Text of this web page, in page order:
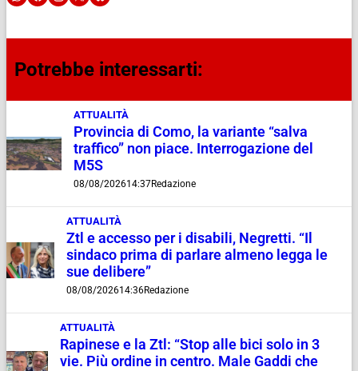
Potrebbe interessarti:
ATTUALITÀ
Provincia di Como, la variante “salva
traffico” non piace. Interrogazione del
M5S
08/08/202614:37Redazione
ATTUALITÀ
Ztl e accesso per i disabili, Negretti. “Il
sindaco prima di parlare almeno legga le
sue delibere”
08/08/202614:36Redazione
ATTUALITÀ
Rapinese e la Ztl: “Stop alle bici solo in 3
vie. Più ordine in centro. Male Gaddi che